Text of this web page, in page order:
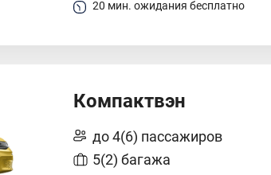
20 мин. ожидания бесплатно
Компактвэн
до 4(6) пассажиров
5(2) багажа